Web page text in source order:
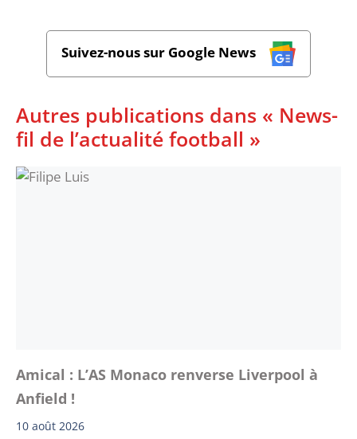
Suivez-nous sur Google News
Autres publications dans « News-
fil de l’actualité football »
Amical : L’AS Monaco renverse Liverpool à
Anfield !
10 août 2026